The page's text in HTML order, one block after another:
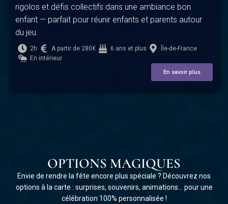
rigolos et défis collectifs dans une ambiance bon
enfant — parfait pour réunir enfants et parents autour
du jeu.
2h A partir de 280€ 6 ans et plus
Île-de-France
En intérieur
En savoir plus
OPTIONS MAGIQUES
Envie de rendre la fête encore plus spéciale ? Découvrez nos
options à la carte : surprises, souvenirs, animations… pour une
célébration 100% personnalisée !